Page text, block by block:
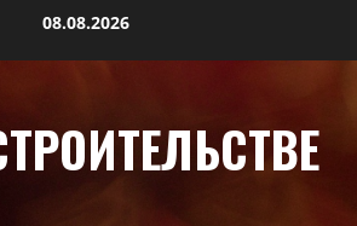
08.08.2026